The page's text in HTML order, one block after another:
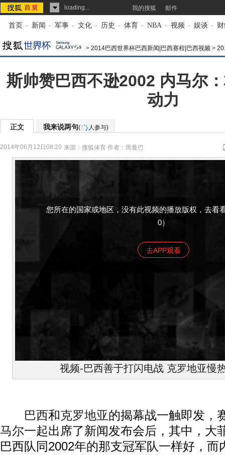
loading... 我的搜狐 邮件
首页 - 新闻 - 军事 - 文化 - 历史 - 体育 - NBA - 视频 - 娱谈 -
> 2014巴西世界杯巴西新闻|巴西赛程|巴西视频 >
斯帅赞巴西不逊2002 内马尔
动力
正文 我来说两句( 人参与)
2014年06月12日08:20 来源： 搜狐体育 作者：黑曼巴
您所在的国家或地区，没有此视频的播放版权，去看
0）
去APP观看
视频-巴西善于打闪电战 克罗地亚慢
巴西和克罗地亚的揭幕战一触即发，
马尔一起出席了新闻发布会后，其中，大
巴西队同2002年的那支冠军队一样好，而